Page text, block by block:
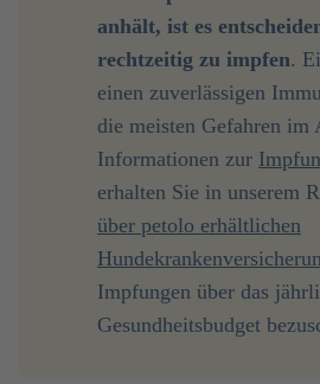
anhält, ist es
rechtzeitig zu impfen.
einen zuverlässigen
die meisten Gefahren
Informationen zur
erhalten Sie in unserem
über petolo erhältlichen
Impfungen über das
Gesundheitsbudget